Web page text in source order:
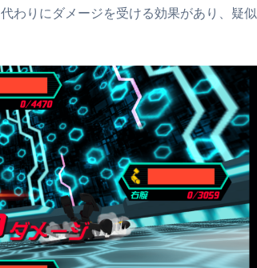
代わりにダメージを受ける効果があり、疑似